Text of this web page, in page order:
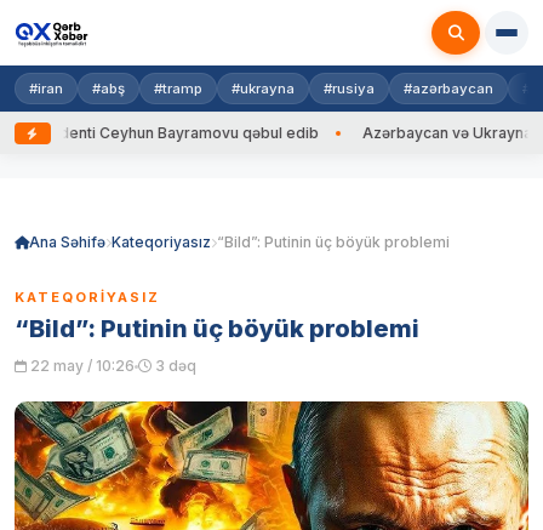
#iran #abş #tramp #ukrayna #rusiya #azərbaycan
Ceyhun Bayramovu qəbul edib Azərbaycan və Ukrayna XİN
Ana Səhifə Kateqoriyasız “Bild”: Putinin üç böyük problemi
KATEQORIYASIZ
“Bild”: Putinin üç böyük problemi
22 may / 10:26 3 dəq